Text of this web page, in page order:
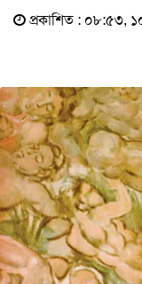
প্রকাশিত : ০৮:৫৩,